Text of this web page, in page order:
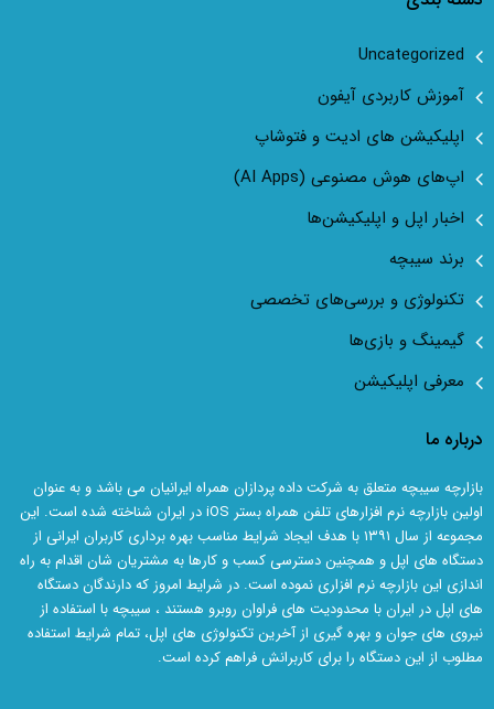
Uncategorized
آموزش کاربردی آیفون
اپلیکیشن های ادیت و فتوشاپ
اپ‌های هوش مصنوعی (AI Apps)
اخبار اپل و اپلیکیشن‌ها
برند سیبچه
تکنولوژی و بررسی‌های تخصصی
گیمینگ و بازی‌ها
معرفی اپلیکیشن
درباره ما
بازارچه سیبچه متعلق به شرکت داده پردازان همراه ایرانیان می باشد و به عنوان
اولین بازارچه نرم افزارهای تلفن همراه بستر iOS در ایران شناخته شده است. این
مجموعه از سال ۱۳۹۱ با هدف ایجاد شرایط مناسب بهره برداری کاربران ایرانی از
دستگاه های اپل و همچنین دسترسی کسب و کارها به مشتریان شان اقدام به راه
اندازی این بازارچه نرم افزاری نموده است. در شرایط امروز که دارندگان دستگاه
های اپل در ایران با محدودیت های فراوان روبرو هستند ، سیبچه با استفاده از
نیروی های جوان و بهره گیری از آخرین تکنولوژی های اپل، تمام شرایط استفاده
مطلوب از این دستگاه را برای کاربرانش فراهم کرده است.